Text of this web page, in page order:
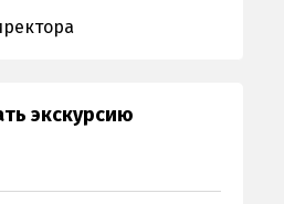
экскурсию